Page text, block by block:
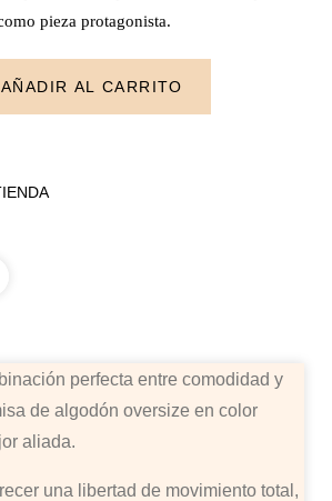
pieza protagonista.
AÑADIR AL CARRITO
perfecta entre comodidad y
de algodón oversize en color
aliada.
una libertad de movimiento total,